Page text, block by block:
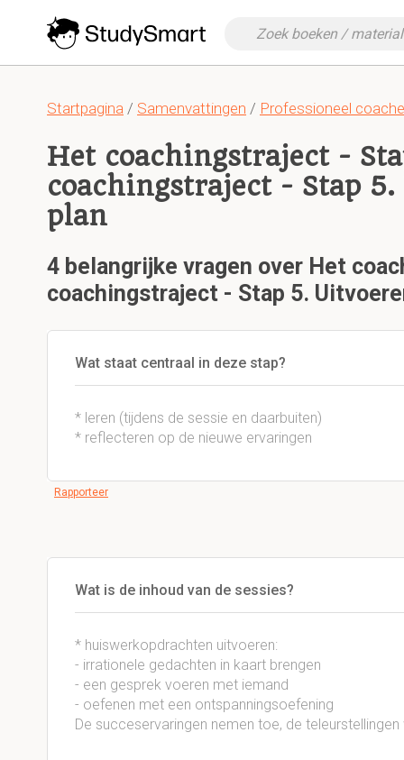
Startpagina / Samenvattingen / Professioneel
Het coachingstraject -
coachingstraject - Stap
plan
4 belangrijke vragen over Het
coachingstraject - Stap 5.
Wat staat centraal in deze stap?
* leren (tijdens de sessie en daarbuiten)
* reflecteren op de nieuwe ervaringen
Rapporteer
Wat is de inhoud van de sessies?
* huiswerkopdrachten uitvoeren:
- irrationele gedachten in kaart brengen
- een gesprek voeren met iemand
- oefenen met een ontspanningsoefening
De succeservaringen nemen toe, de